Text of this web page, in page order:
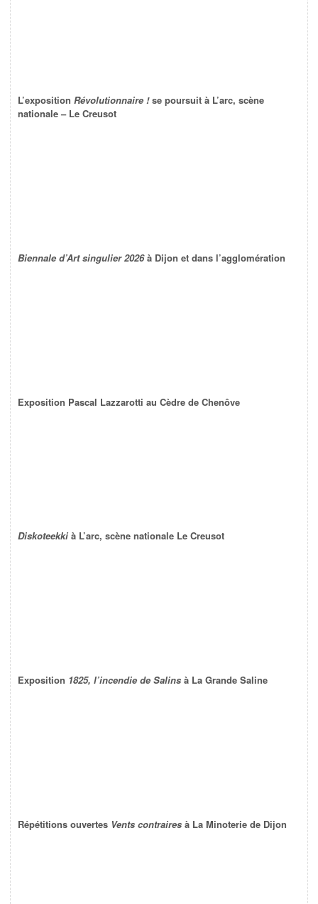
L’exposition Révolutionnaire !se poursuit à L’arc, scène
nationale – Le Creusot
Biennale d’Art singulier 2026à Dijon et dans l’agglomération
Exposition Pascal Lazzarotti au Cèdre de Chenôve
Diskoteekki à L’arc, scène nationale Le Creusot
Exposition 1825, l’incendie de Salins à La Grande Saline
Répétitions ouvertes Vents contraires à La Minoterie de Dijon